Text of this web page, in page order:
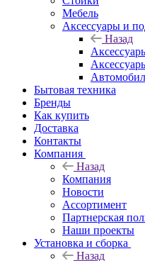
Мебель
Аксессуары и
Назад
Бытовая техника
Бренды
Как купить
Доставка
Контакты
Компания
Назад
Компания
Новости
Ассортимент
Партнерская
Наши проекты
Установка и сборка
Назад